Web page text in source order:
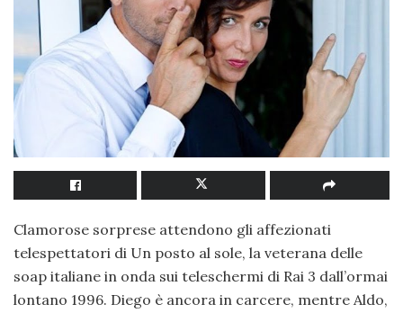
Clamorose sorprese attendono gli affezionati
telespettatori di Un posto al sole, la veterana delle
soap italiane in onda sui teleschermi di Rai 3 dall’ormai
lontano 1996. Diego è ancora in carcere, mentre Aldo,